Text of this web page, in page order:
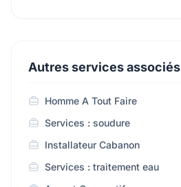
Autres services associés
Homme A Tout Faire
Services : soudure
Installateur Cabanon
Services : traitement eau